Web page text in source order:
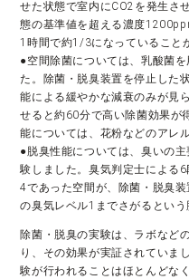
せた状態で室内にCO2を発生さ
態の基準値を超える濃度
1時間で約1/3になっていること
●空間除菌については、乳酸菌
た。除菌・脱臭装置を停止した
能による緩やかな減衰のみが見
せると約60分で高い除菌効果が
能については、花粉などのアレ
●脱臭性能については、臭いの
験しました。臭気判定士による
4であった空間が、除菌・脱臭
の臭気レベル1までさがるという
除菌・脱臭の実験は、ラボなど
り、その効果が実証されていま
験が行われることはほとんどな